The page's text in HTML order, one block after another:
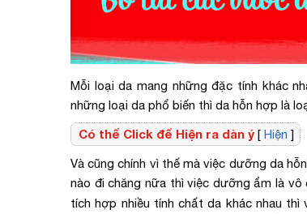
Mỗi loại da mang những đặc tính khác
những loại da phổ biến thì da hỗn hợp là
Có thể Click để Hiện ra dàn ý [ Hiện ]
Và cũng chính vì thế mà việc dưỡng da
nào đi chăng nữa thì việc dưỡng ẩm là
tích hợp nhiều tính chất da khác nhau